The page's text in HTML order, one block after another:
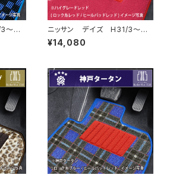
3〜
カ
プ
ニッサン デイズ H31/3〜
B40系 フロアマット一式 カ
ーマット ハイグレードタイプ
¥14,080